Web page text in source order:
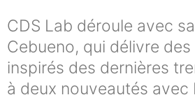
CDS Lab déroule avec
Cebueno, qui délivre
inspirés des dernières
à deux nouveautés avec